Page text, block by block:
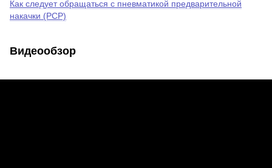
Как следует обращаться с пневматикой предварительной
накачки (PCP)
Видеообзор